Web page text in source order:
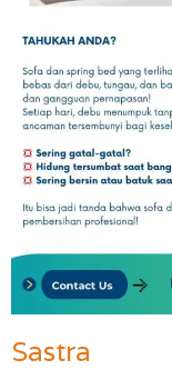
Sastra